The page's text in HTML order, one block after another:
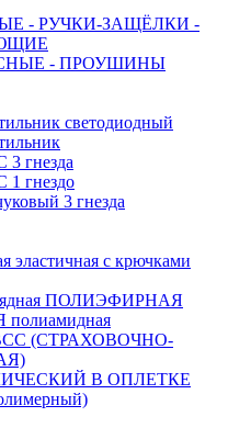
- РУЧКИ-ЗАЩЁЛКИ -
- ПРОУШИНЫ
светодиодный
гнезда
1 гнездо
3 гнезда
эластичная с крючками
ПОЛИЭФИРНАЯ
ВСС (СТРАХОВОЧНО-
В ОПЛЕТКЕ